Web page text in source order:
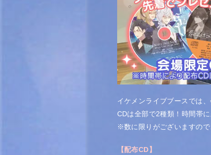
イケメンライブブースでは
CDは全部で2種類！時間帯
※数に限りがございますの
【配布CD】